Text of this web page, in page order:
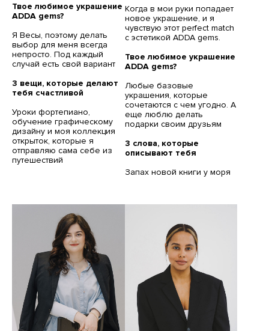
Твое любимое украшение
ADDA gems?
Я Весы, поэтому делать
выбор для меня всегда
непросто. Под каждый
случай есть свой вариант
3 вещи, которые делают
тебя счастливой
Уроки фортепиано,
обучение графическому
дизайну и моя коллекция
открыток, которые я
отправляю сама себе из
путешествий
Когда в мои руки попадает
новое украшение, и я
чувствую этот perfect match
с эстетикой ADDA gems.
Твое любимое украшение
ADDA gems?
Любые базовые
украшения, которые
сочетаются с чем угодно. А
еще люблю делать
подарки своим друзьям
3 слова, которые
описывают тебя
Запах новой книги у моря